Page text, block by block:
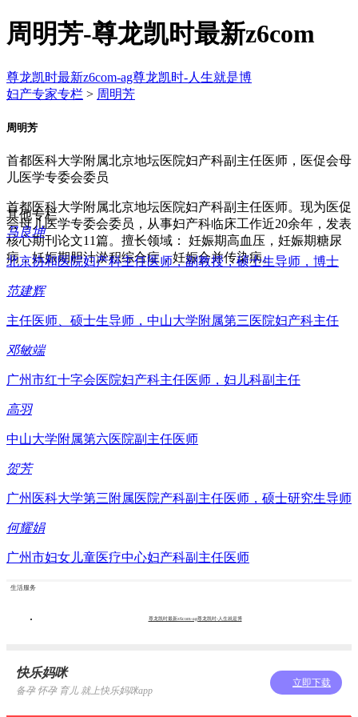
周明芳-尊龙凯时最新z6com
尊龙凯时最新z6com-ag尊龙凯时-人生就是博
妇产专家专栏 > 周明芳
周明芳
首都医科大学附属北京地坛医院妇产科副主任医师，医促会母
儿医学专委会委员
首都医科大学附属北京地坛医院妇产科副主任医师。现为医促
会母儿医学专委会委员，从事妇产科临床工作近20余年，发表
核心期刊论文11篇。擅长领域： 妊娠期高血压，妊娠期糖尿
病，妊娠期胆汁淤积综合症，妊娠合并传染病。
其他专栏
马良坤
北京协和医院妇产科主任医师，副教授，硕士生导师，博士
范建辉
主任医师、硕士生导师，中山大学附属第三医院妇产科主任
邓敏端
广州市红十字会医院妇产科主任医师，妇儿科副主任
高羽
中山大学附属第六医院副主任医师
贺芳
广州医科大学第三附属医院产科副主任医师，硕士研究生导师
何耀娟
广州市妇女儿童医疗中心妇产科副主任医师
生活服务
尊龙凯时最新z6com-ag尊龙凯时-人生就是博
快乐妈咪
备孕 怀孕 育儿 就上快乐妈咪app
立即下载